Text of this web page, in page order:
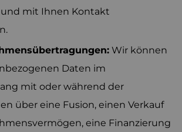
mit Ihnen Kontakt
Wir können
Daten im
mit oder während der
über eine Fusion, einen Verkauf
eine Finanzierung